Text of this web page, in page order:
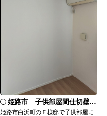
姫路市 子供部屋間仕切壁造作
姫路市白浜町のＦ様邸で子供部屋に